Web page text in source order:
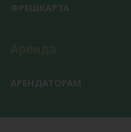
ФРЕШКАРТА
АРЕНДАТОРАМ